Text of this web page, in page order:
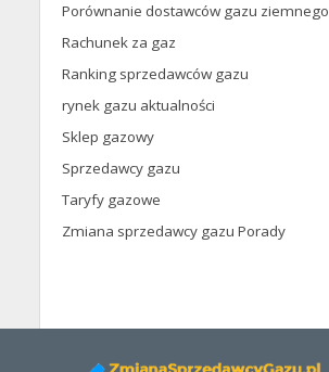
Porównanie dostawców gazu ziemnego
Rachunek za gaz
Ranking sprzedawców gazu
rynek gazu aktualności
Sklep gazowy
Sprzedawcy gazu
Taryfy gazowe
Zmiana sprzedawcy gazu Porady